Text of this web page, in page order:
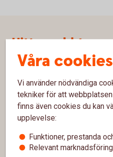
Våra
Vi använder nödvändiga
tekniker för att
finns även cookies du kan
upplevelse:
Funktioner, prestanda
Relevant marknadsföring
Sidfot
Hitta snabbt
Kundservice
Spärrhjälp
Hitta bankkontor
Bli kund
Priser, räntor och kurser